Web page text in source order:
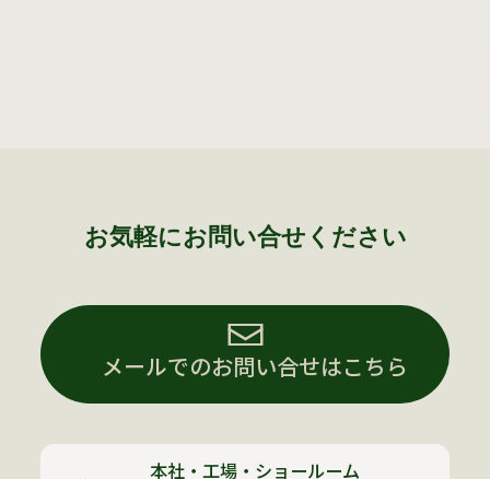
お気軽にお問い合せください
メールでのお問い合せはこちら
本社・工場・ショールーム